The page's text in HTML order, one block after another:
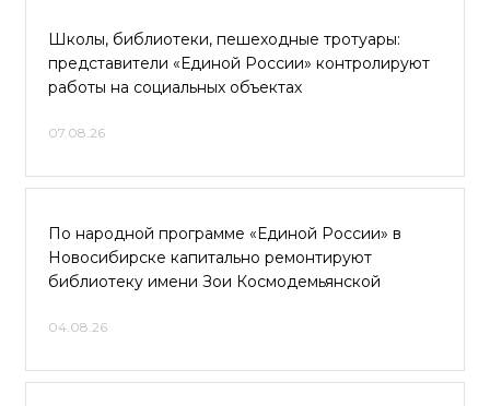
Школы, библиотеки, пешеходные тротуары:
представители «Единой России» контролируют
работы на социальных объектах
07.08.26
По народной программе «Единой России» в
Новосибирске капитально ремонтируют
библиотеку имени Зои Космодемьянской
04.08.26